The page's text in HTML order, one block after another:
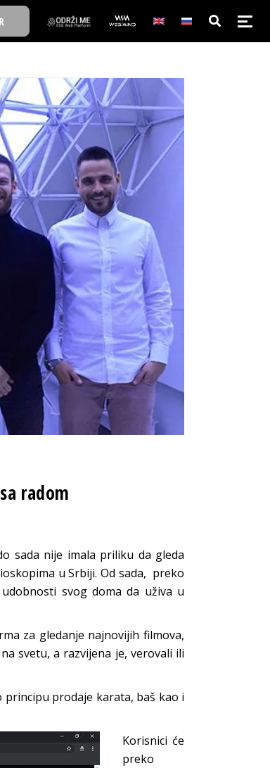
radom
sada nije imala priliku da gleda
u Srbiji. Od sada, preko
svog doma da uživa u
za gledanje najnovijih filmova,
svetu, a razvijena je, verovali ili
prodaje karata, baš kao i
Korisnici će
preko